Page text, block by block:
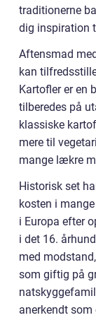
traditionerne
dig inspiration
Aftensmad
kan
Kartofler er en
tilberedes på
klassiske
mere til
mange lækre
Historisk set
kosten i
i Europa efter
i det 16.
med
som giftig på
anerkendt